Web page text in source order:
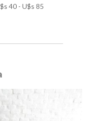
40 - U$s 85